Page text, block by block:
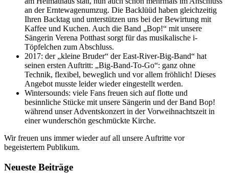
an der Erntewagenumzug. Die Backlüüd haben gleichzeitig
Ihren Backtag und unterstützen uns bei der Bewirtung mit
Kaffee und Kuchen. Auch die Band „Bop!“ mit unsere
Sängerin Verena Potthast sorgt für das musikalische i-
Töpfelchen zum Abschluss.
2017: der „kleine Bruder“ der East-River-Big-Band“ hat
seinen ersten Auftritt: „Big-Band-To-Go“: ganz ohne
Technik, flexibel, beweglich und vor allem fröhlich! Dieses
Angebot musste leider wieder eingestellt werden.
Wintersounds: viele Fans freuen sich auf flotte und
besinnliche Stücke mit unsere Sängerin und der Band Bop!
während unser Adventskonzert in der Vorweihnachtszeit in
einer wunderschön geschmückte Kirche.
Wir freuen uns immer wieder auf all unsere Auftritte vor
begeistertem Publikum.
Neueste Beiträge